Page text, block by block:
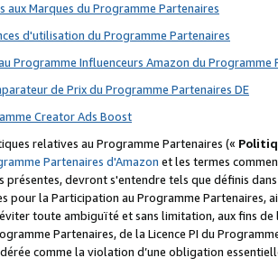
aux Marques du Programme Partenaires
d'utilisation du Programme Partenaires
Programme Influenceurs Amazon du Programme
de Prix du Programme Partenaires DE
Creator Ads Boost
relatives au Programme Partenaires («
Partenaires d'Amazon et les termes
présentes, devront s'entendre tels que définis
pour la Participation au Programme Partenaires,
toute ambiguïté et sans limitation, aux fins
Partenaires, de la Licence PI du
comme la violation d’une obligation